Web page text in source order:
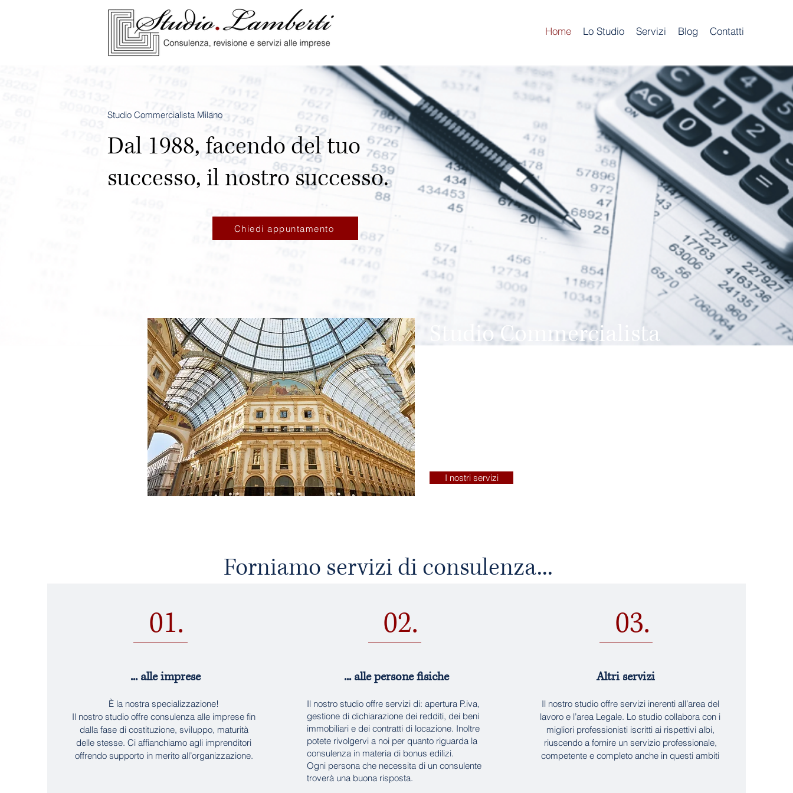
Home Lo Studio Servizi Blog Contatti
Studio Commercialista
I nostri servizi
Dal 1988, facendo del tuo
successo, il nostro successo.
Studio Commercialista Milano
Chiedi appuntamento
Forniamo servizi di consulenza...
01.
... alle imprese
È la nostra specializzazione!
Il nostro studio offre consulenza alle imprese fin
dalla fase di costituzione, sviluppo, maturità
delle stesse. Ci affianchiamo agli imprenditori
offrendo supporto in merito all’organizzazione.
02.
... alle persone fisiche
Il nostro studio offre servizi di: apertura P.iva,
gestione di dichiarazione dei redditi, dei beni
immobiliari e dei contratti di locazione. Inoltre
potete rivolgervi a noi per quanto riguarda la
consulenza in materia di bonus edilizi.
Ogni persona che necessita di un consulente
troverà una buona risposta.
03.
Altri servizi
Il nostro studio offre servizi inerenti all’area del
lavoro e l’area Legale. Lo studio collabora con i
migliori professionisti iscritti ai rispettivi albi,
riuscendo a fornire un servizio professionale,
competente e completo anche in questi ambiti